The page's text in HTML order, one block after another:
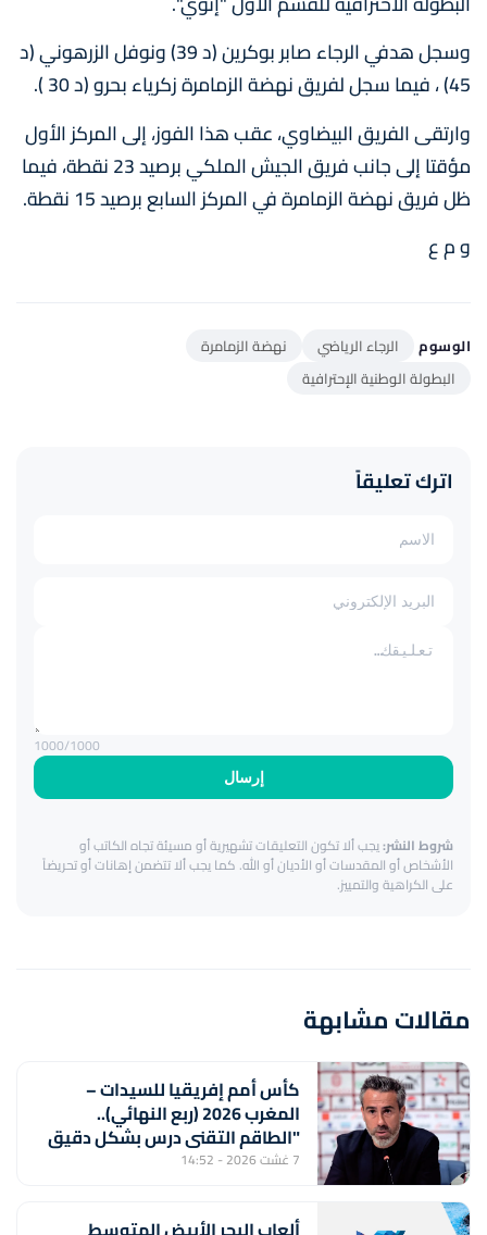
وسجل هدفي الرجاء صابر بوكرين (د 39) ونوفل الزرهوني (د
45) ، فيما سجل لفريق نهضة الزمامرة زكرياء بحرو (د 30 ).
وارتقى الفريق البيضاوي، عقب هذا الفوز، إلى المركز الأول
مؤقتا إلى جانب فريق الجيش الملكي برصيد 23 نقطة، فيما
ظل فريق نهضة الزمامرة في المركز السابع برصيد 15 نقطة.
و م ع
الوسوم الرجاء الرياضي
نهضة الزمامرة
البطولة الوطنية الإحترافية
اترك تعليقاً
إرسال
1000/1000
شروط النشر:يجب ألا تكون التعليقات تشهيرية أو مسيئة تجاه الكاتب أو
الأشخاص أو المقدسات أو الأديان أو الله. كما يجب ألا تتضمن إهانات أو تحريضاً
على الكراهية والتمييز.
مقالات مشابهة
كأس أمم إفريقيا للسيدات –
المغرب 2026 (ربع النهائي)..
"الطاقم التقني درس بشكل دقيق
منتخب جنوب إفريقيا لتحقيق
7 غشت 2026 - 14:52